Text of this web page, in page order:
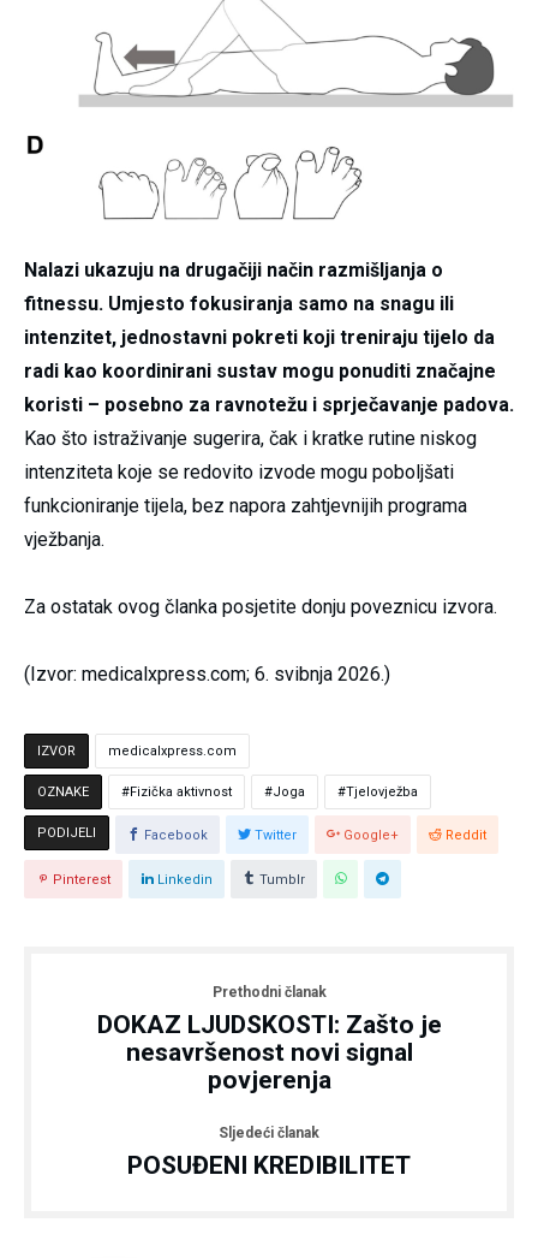
Nalazi ukazuju na drugačiji način razmišljanja o
fitnessu. Umjesto fokusiranja samo na snagu ili
intenzitet, jednostavni pokreti koji treniraju tijelo da
radi kao koordinirani sustav mogu ponuditi značajne
koristi – posebno za ravnotežu i sprječavanje padova.
Kao što istraživanje sugerira, čak i kratke rutine niskog
intenziteta koje se redovito izvode mogu poboljšati
funkcioniranje tijela, bez napora zahtjevnijih programa
vježbanja.
Za ostatak ovog članka posjetite donju poveznicu izvora.
(Izvor: medicalxpress.com; 6. svibnja 2026.)
IZVOR medicalxpress.com
OZNAKE Fizička aktivnost Joga Tjelovježba
PODIJELI Facebook Twitter Google+ Reddit
Pinterest Linkedin Tumblr
Prethodni članak
DOKAZ LJUDSKOSTI: Zašto je
nesavršenost novi signal
povjerenja
Sljedeći članak
POSUĐENI KREDIBILITET